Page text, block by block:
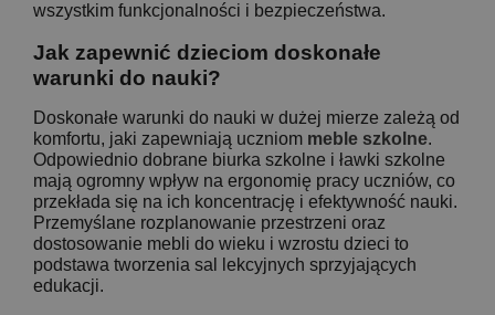
wszystkim funkcjonalności i bezpieczeństwa.
Jak zapewnić dzieciom doskonałe
warunki do nauki?
Doskonałe warunki do nauki w dużej mierze zależą od
komfortu, jaki zapewniają uczniom meble szkolne.
Odpowiednio dobrane biurka szkolne i ławki szkolne
mają ogromny wpływ na ergonomię pracy uczniów, co
przekłada się na ich koncentrację i efektywność nauki.
Przemyślane rozplanowanie przestrzeni oraz
dostosowanie mebli do wieku i wzrostu dzieci to
podstawa tworzenia sal lekcyjnych sprzyjających
edukacji.